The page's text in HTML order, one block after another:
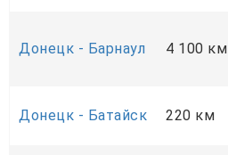
Донецк - Барнаул 4 100 км
Донецк - Батайск 220 км